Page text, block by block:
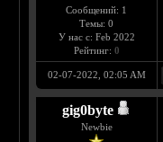
Сообщений: 1
Темы: 0
У нас с: Feb 2022
Рейтинг: 0
02-07-2022, 02:05 AM
gig0byte
Newbie